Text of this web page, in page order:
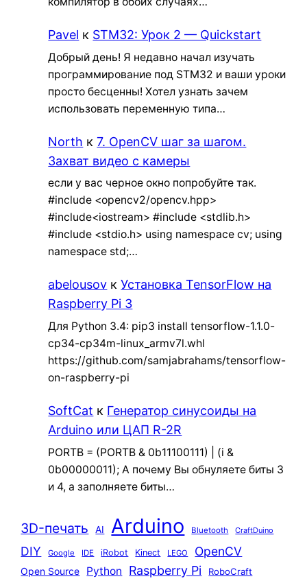
Pavel к STM32: Урок 2 — Quickstart
Добрый день! Я недавно начал изучать
программирование под STM32 и ваши уроки
просто бесценны! Хотел узнать зачем
использовать переменную типа…
North к7. OpenCV шаг за шагом.
Захват видео с камеры
если у вас черное окно попробуйте так.
#include <opencv2/opencv.hpp>
#include<iostream> #include <stdlib.h>
#include <stdio.h> using namespace cv; using
namespace std;…
abelousov кУстановка TensorFlow на
Raspberry Pi 3
Для Python 3.4: pip3 install tensorflow-1.1.0-
cp34-cp34m-linux_armv7l.whl
https://github.com/samjabrahams/tensorflow-
on-raspberry-pi
SoftCat к Генератор синусоиды на
Arduino или ЦАП R-2R
PORTB = (PORTB & 0b11100111) | (i &
0b00000011); А почему Вы обнуляете биты 3
и 4, а заполняете биты…
3D-печать AI Arduino Bluetooth CraftDuino
DIY Google IDE iRobot Kinect LEGO OpenCV
Open Source Python Raspberry Pi RoboCraft